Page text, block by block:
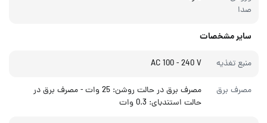
صدا
سایر مشخصات
منبع تغذیه AC 100 - 240 V
مصرف برق
مصرف برق در حالت روشن: 25 وات - مصرف برق در
حالت استندبای: 0.3 وات